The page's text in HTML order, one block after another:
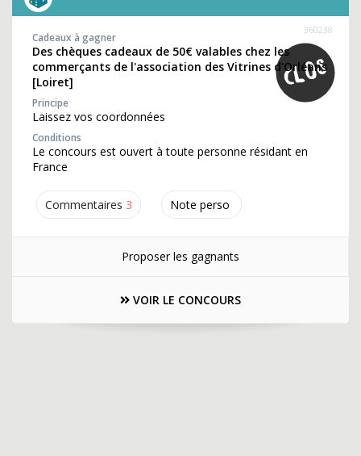
Commentaires 3 Note perso
360238
Cadeaux à gagner
Des chèques cadeaux de 50€ valables chez les
commerçants de l'association des Vitrines d'Orléans
[Loiret]
Principe
Laissez vos coordonnées
Conditions
Le concours est ouvert à toute personne résidant en
France
Proposer les gagnants
VOIR LE CONCOURS